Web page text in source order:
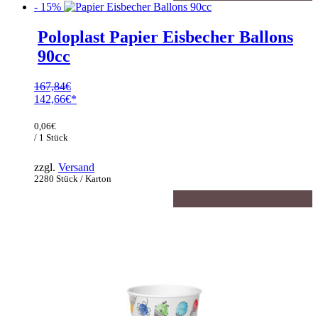
- 15%
Poloplast Papier Eisbecher Ballons
90cc
167,84€
Ursprünglicher
war:
167,84€
142,66€
Preis
ist:
2280 Stück / Karton
0,06€
/ 1 Stück
zzgl. Versand